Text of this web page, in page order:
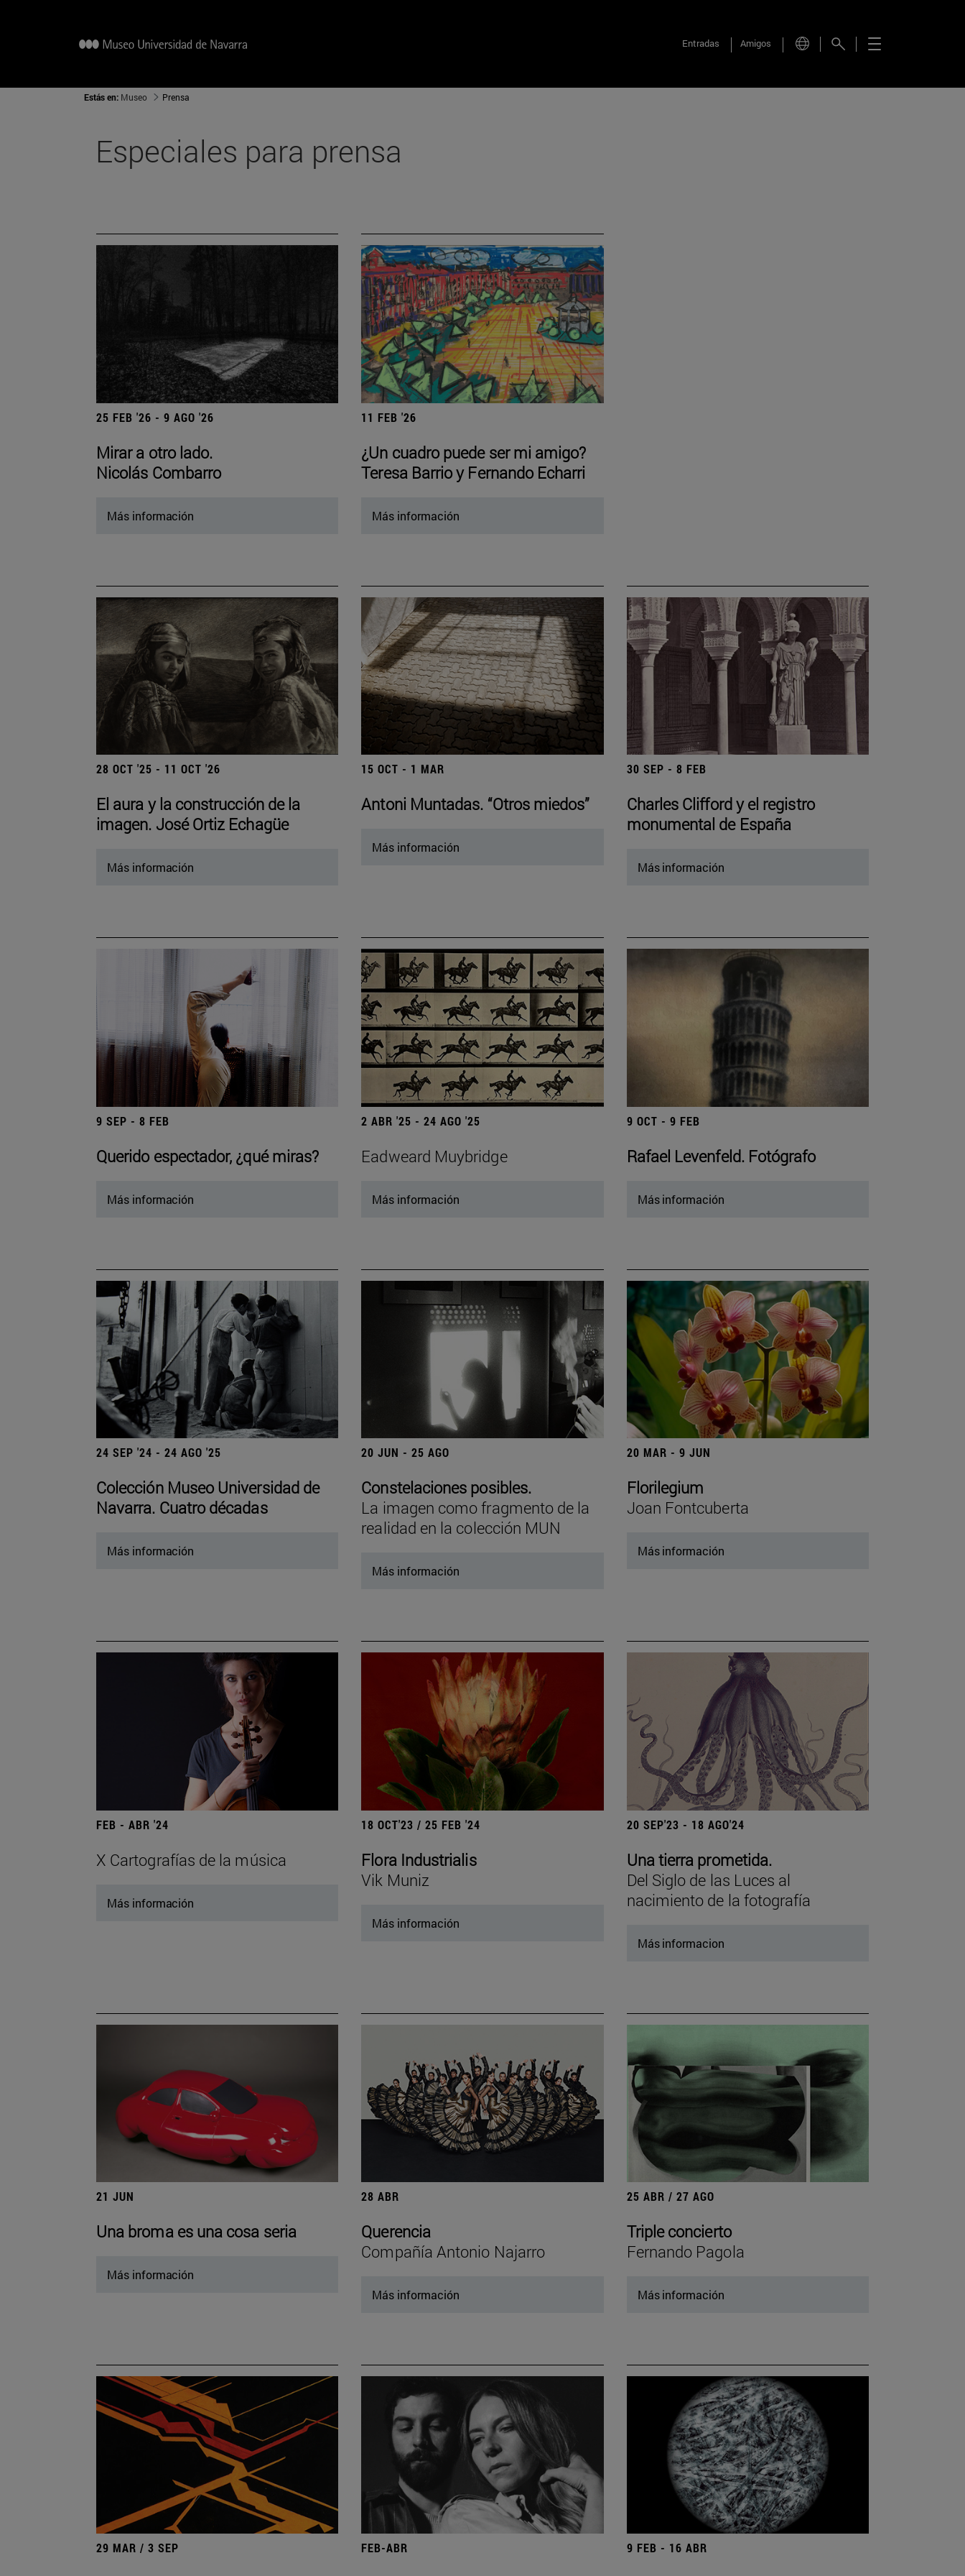
Entradas Amigos
Estás en: Museo Prensa
Especiales para prensa
25 FEB '26 - 9 AGO '26
Mirar a otro lado.
Nicolás Combarro
Más información
11 FEB '26
¿Un cuadro puede ser mi amigo?
Teresa Barrio y Fernando Echarri
Más información
28 OCT '25 - 11 OCT '26
El aura y la construcción de la
imagen. José Ortiz Echagüe
Más información
15 OCT - 1 MAR
Antoni Muntadas. “Otros miedos”
Más información
30 SEP - 8 FEB
Charles Clifford y el registro
monumental de España
Más información
9 SEP - 8 FEB
Querido espectador, ¿qué miras?
Más información
2 ABR '25 - 24 AGO '25
Eadweard Muybridge
Más información
9 OCT - 9 FEB
Rafael Levenfeld. Fotógrafo
Más información
24 SEP '24 - 24 AGO '25
Colección Museo Universidad de
Navarra. Cuatro décadas
Más información
20 JUN - 25 AGO
Constelaciones posibles.
La imagen como fragmento de la
realidad en la colección MUN
Más información
20 MAR - 9 JUN
Florilegium
Joan Fontcuberta
Más información
FEB - ABR '24
X Cartografías de la música
Más información
18 OCT'23 / 25 FEB '24
Flora Industrialis
Vik Muniz
Más información
20 SEP'23 - 18 AGO'24
Una tierra prometida.
Del Siglo de las Luces al
nacimiento de la fotografía
Más informacion
21 JUN
Una broma es una cosa seria
Más información
28 ABR
Querencia
Compañía Antonio Najarro
Más información
25 ABR / 27 AGO
Triple concierto
Fernando Pagola
Más información
29 MAR / 3 SEP FEB-ABR 9 FEB - 16 ABR